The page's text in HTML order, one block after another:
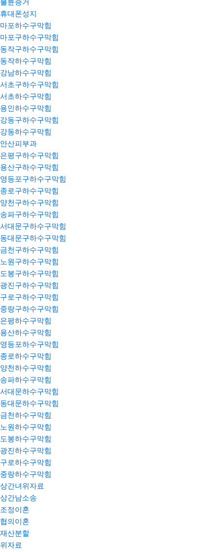
불륜증거
휴대폰성지
마포하수구막힘
마포구하수구막힘
동작구하수구막힘
동작하수구막힘
강남하수구막힘
서초구하수구막힘
서초하수구막힘
용인하수구막힘
강동구하수구막힘
강동하수구막힘
안산피부과
은평구하수구막힘
용산구하수구막힘
영등포구하수구막힘
종로구하수구막힘
양천구하수구막힘
송파구하수구막힘
서대문구하수구막힘
동대문구하수구막힘
금천구하수구막힘
노원구하수구막힘
도봉구하수구막힘
광진구하수구막힘
구로구하수구막힘
중랑구하수구막힘
은평하수구막힘
용산하수구막힘
영등포하수구막힘
종로하수구막힘
양천하수구막힘
송파하수구막힘
서대문하수구막힘
동대문하수구막힘
금천하수구막힘
노원하수구막힘
도봉하수구막힘
광진하수구막힘
구로하수구막힘
중랑하수구막힘
상간녀위자료
상간남소송
조정이혼
협의이혼
재산분할
위자료